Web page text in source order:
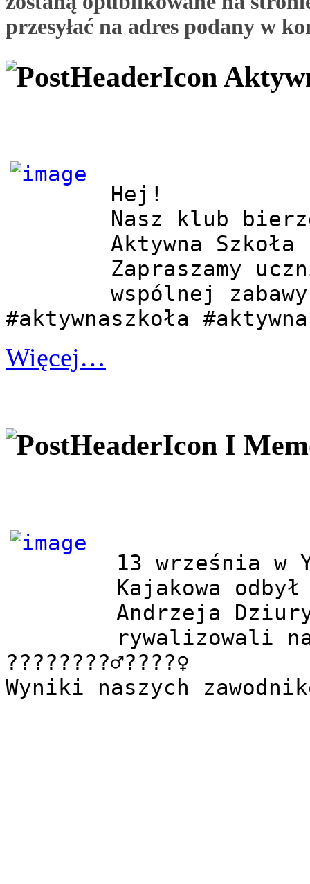
przesyłać na adres podany w
Hej!
Nasz klub
Aktywna Szkoła
Zapraszamy
wspólnej
#aktywnaszkoła
Więcej…
I
13 września w
Kajakowa
Andrzeja
rywalizowali
????????‍♂️????‍♀️
Wyniki naszych